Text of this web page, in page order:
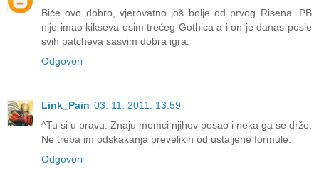
Biće ovo dobro, vjerovatno još bolje od prvog Risena. PB
nije imao kikseva osim trećeg Gothica a i on je danas posle
svih patcheva sasvim dobra igra.
Odgovori
Link_Pain 03. 11. 2011. 13:59
^Tu si u pravu. Znaju momci njihov posao i neka ga se drže.
Ne treba im odskakanja prevelikih od ustaljene formule.
Odgovori